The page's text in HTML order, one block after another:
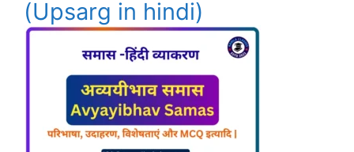
(Upsarg in hindi)